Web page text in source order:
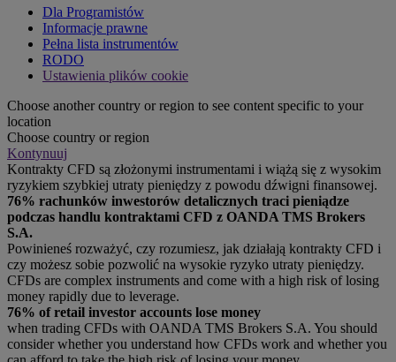
Dla Programistów
Informacje prawne
Pełna lista instrumentów
RODO
Ustawienia plików cookie
Choose another country or region to see content specific to your
location
Choose country or region
Kontynuuj
Kontrakty CFD są złożonymi instrumentami i wiążą się z wysokim
ryzykiem szybkiej utraty pieniędzy z powodu dźwigni finansowej.
76% rachunków inwestorów detalicznych traci pieniądze
podczas handlu kontraktami CFD z OANDA TMS Brokers
S.A.
Powinieneś rozważyć, czy rozumiesz, jak działają kontrakty CFD i
czy możesz sobie pozwolić na wysokie ryzyko utraty pieniędzy.
CFDs are complex instruments and come with a high risk of losing
money rapidly due to leverage.
76% of retail investor accounts lose money
when trading CFDs with OANDA TMS Brokers S.A. You should
consider whether you understand how CFDs work and whether you